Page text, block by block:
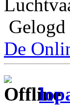
Gelogd
De